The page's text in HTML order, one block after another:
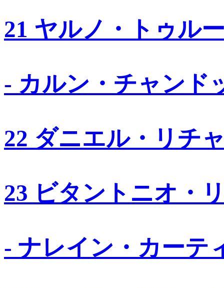
21 ヤルノ・トゥル
- カルン・チャンド
22 ダニエル・リチ
23 ビタントニオ・
- ナレイン・カーテ